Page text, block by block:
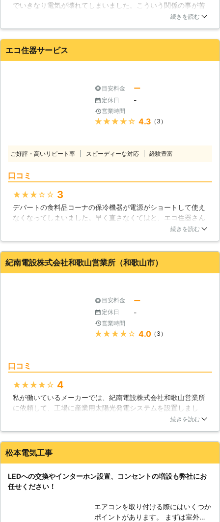
でいきなり電気が壊れてしまいました。こういう関係の事が苦
手だった私にとってはこれは致命的でした。すぐに業者に来て
をしてくださりとても満足しています。
和歌山県 海南市 2016年12月16日
続きを読む
エコ住器サービス
目安料金 ー
定休日 -
営業時間
★★★★★ 4.3 （3）
ご好評・高いリピート率 スピーディーな対応 経験豊富
口コミ
★★★★★ 3
デパートの食料品コーナの保冷機器が電源がショートして使え
なくなってしまいました。早く直さなくてはと、エコ住器さん
に頼みました。電話をするとすぐに来てくれ、手際よくなおし
す。感じもよい業者さんです。
和歌山県 橋本市 2016年11月13日
続きを読む
紀南電設株式会社和歌山営業所（和歌山市）
目安料金 ー
定休日 -
営業時間
★★★★★ 4.0（3）
口コミ
★★★★★ 4
私が働いているメーカーでは、紀南電設株式会社和歌山営業所
に依頼して、工場に産業用太陽光発電システムを設置しまし
た。産業用太陽光発電システムの導入によって、工場での生産
電システムは基本性能が優れており、工場で必要な電力のほと
んどを賄っています。
和歌山県 和歌山市 2016年11月16日
続きを読む
松本電気工事
LEDへの交換やインターホン設置、コンセントの増設も弊社にお
任せください！
エアコンを取り付ける際にはいくつか
ポイントがあります。 まずは室外機